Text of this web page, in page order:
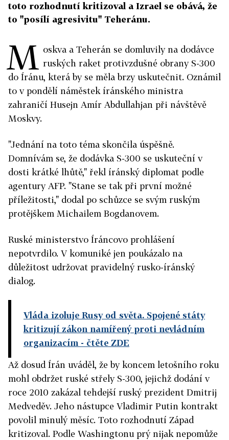
toto rozhodnutí kritizoval a Izrael se obává, že
to "posílí agresivitu" Teheránu.
M oskva a Teherán se domluvily na dodávce
ruských raket protivzdušné obrany S-300
do Íránu, která by se měla brzy uskutečnit. Oznámil
to v pondělí náměstek íránského ministra
zahraničí Husejn Amír Abdullahjan při návštěvě
Moskvy.
"Jednání na toto téma skončila úspěšně.
Domnívám se, že dodávka S-300 se uskuteční v
dosti krátké lhůtě," řekl íránský diplomat podle
agentury AFP. "Stane se tak při první možné
příležitosti," dodal po schůzce se svým ruským
protějškem Michailem Bogdanovem.
Ruské ministerstvo Íráncovo prohlášení
nepotvrdilo. V komuniké jen poukázalo na
důležitost udržovat pravidelný rusko-íránský
dialog.
Vláda izoluje Rusy od světa. Spojené státy
kritizují zákon namířený proti nevládním
organizacím - čtěte ZDE
Až dosud Írán uváděl, že by koncem letošního roku
mohl obdržet ruské střely S-300, jejichž dodání v
roce 2010 zakázal tehdejší ruský prezident Dmitrij
Medveděv. Jeho nástupce Vladimir Putin kontrakt
povolil minulý měsíc. Toto rozhodnutí Západ
kritizoval. Podle Washingtonu prý nijak nepomůže